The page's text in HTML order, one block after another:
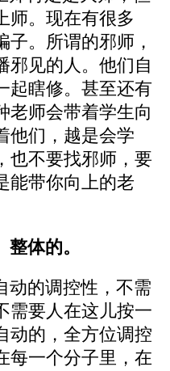
师。现在有很多
子。所谓的邪师，
邪见的人。他们自
起瞎修。甚至还有
老师会带着学生向
他们，越是会学
也不要找邪师，要
能带你向上的老
体的。
动的调控性，不需
需要人在这儿按一
动的，全方位调控
每一个分子里，在